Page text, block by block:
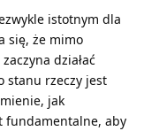
istotnym dla
się, że mimo
działać
stanu rzeczy jest
jak
fundamentalne, aby